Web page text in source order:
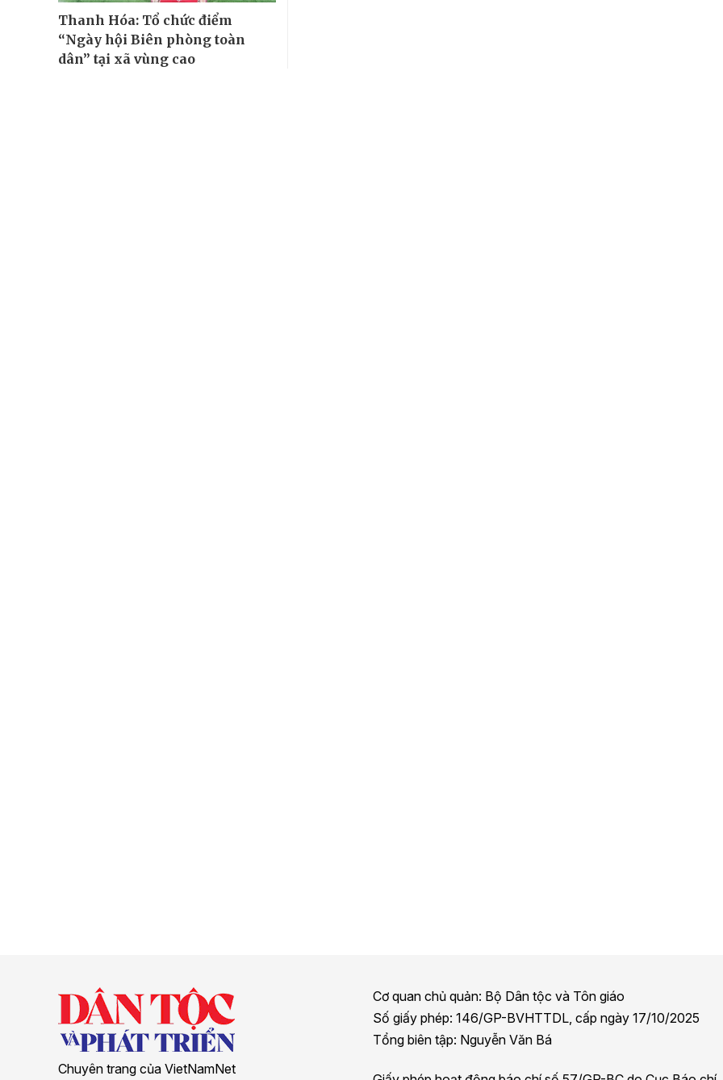
Thanh Hóa: Tổ chức điểm
“Ngày hội Biên phòng toàn
dân” tại xã vùng cao
Chuyên trang của VietNamNet
Cơ quan chủ quản: Bộ Dân tộc và Tôn giáo
Số giấy phép: 146/GP-BVHTTDL, cấp ngày 17/10/2025
Tổng biên tập: Nguyễn Văn Bá